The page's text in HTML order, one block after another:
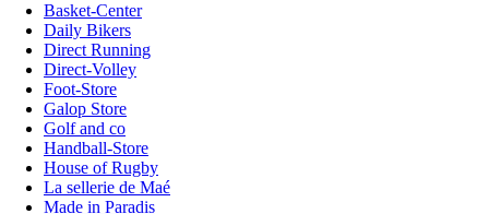
Basket-Center
Daily Bikers
Direct Running
Direct-Volley
Foot-Store
Galop Store
Golf and co
Handball-Store
House of Rugby
La sellerie de Maé
Made in Paradis